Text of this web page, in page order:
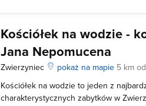
Kościółek na wodzie -
Jana Nepomucena
Zwierzyniec pokaż na mapie 5 km
Kościółek na wodzie to jeden z
charakterystycznych zabytków w